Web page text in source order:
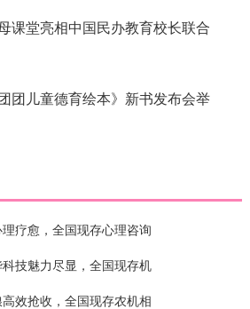
课堂亮相中国民办教育校长联合
团团儿童德育绘本》新书发布会举
疗愈，全国现存心理咨询
技魅力尽显，全国现存机
效抢收，全国现存农机相